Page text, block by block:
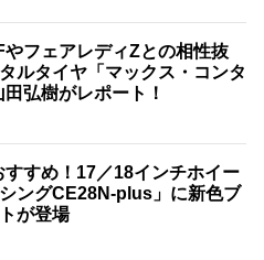
やフェアレディZとの相性抜
ルタイヤ「マックス・コンタ
弘樹がレポート！
すすめ！17／18インチホイー
ングCE28N-plus」に新色ブ
が登場